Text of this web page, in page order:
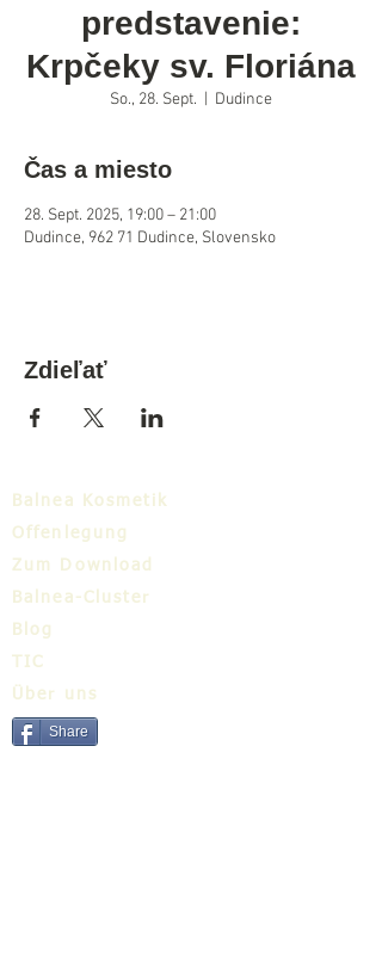
predstavenie:
Krpčeky sv. Floriána
So., 28. Sept. Dudince
Čas a miesto
28. Sept. 2025, 19:00 – 21:00
Dudince, 962 71 Dudince, Slovensko
Zdieľať
Balnea Kosmetik
Offenlegung
Zum Download
Balnea-Cluster
Blog
TIC
Über uns
Share